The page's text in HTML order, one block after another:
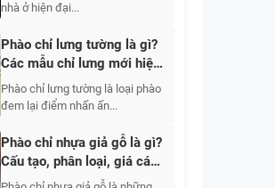
nhà ở hiện đại...
Phào chỉ lưng tường là gì?
Các mẫu chỉ lưng mới hiện
nay
Phào chỉ lưng tường là loại phào
đem lại điểm nhấn ấn...
Phào chỉ nhựa giả gỗ là gì?
Cấu tạo, phân loại, giá các
mẫu đẹp